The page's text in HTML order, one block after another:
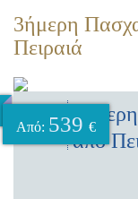
3ήμερη
Πειραιά
Από: 539 €
3
ημέρες
από